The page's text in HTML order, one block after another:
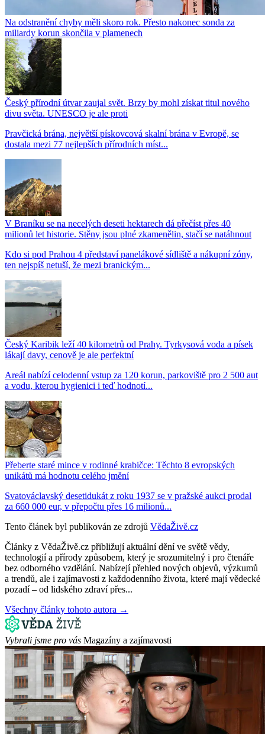
Na odstranění chyby měli skoro rok. Přesto nakonec sonda za
miliardy korun skončila v plamenech
Český přírodní útvar zaujal svět. Brzy by mohl získat titul nového
divu světa. UNESCO je ale proti
Pravčická brána, největší pískovcová skalní brána v Evropě, se
dostala mezi 77 nejlepších přírodních míst...
V Braníku se na necelých deseti hektarech dá přečíst přes 40
milionů let historie. Stěny jsou plné zkamenělin, stačí se natáhnout
Kdo si pod Prahou 4 představí panelákové sídliště a nákupní zóny,
ten nejspíš netuší, že mezi branickým...
Český Karibik leží 40 kilometrů od Prahy. Tyrkysová voda a písek
lákají davy, cenově je ale perfektní
Areál nabízí celodenní vstup za 120 korun, parkoviště pro 2 500 aut
a vodu, kterou hygienici i teď hodnotí...
Přeberte staré mince v rodinné krabičce: Těchto 8 evropských
unikátů má hodnotu celého jmění
Svatováclavský desetidukát z roku 1937 se v pražské aukci prodal
za 660 000 eur, v přepočtu přes 16 milionů...
Tento článek byl publikován ze zdrojů VědaŽivě.cz
Články z VědaŽivě.cz přibližují aktuální dění ve světě vědy,
technologií a přírody způsobem, který je srozumitelný i pro čtenáře
bez odborného vzdělání. Nabízejí přehled nových objevů, výzkumů
a trendů, ale i zajímavosti z každodenního života, které mají vědecké
pozadí – od lidského zdraví přes...
Všechny články tohoto autora →
Vybrali jsme pro vás Magazíny a zajímavosti